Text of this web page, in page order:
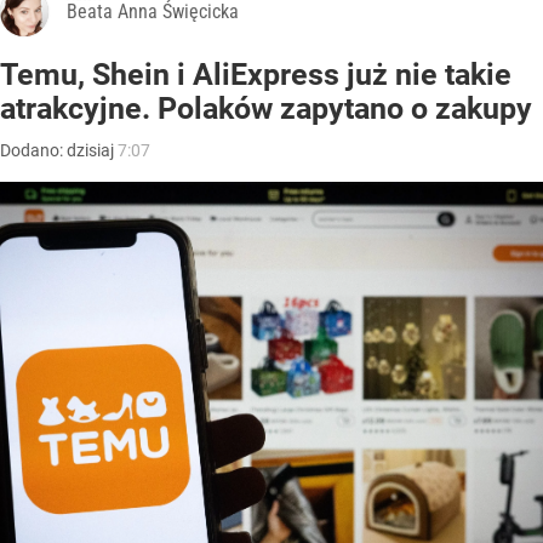
Beata Anna Święcicka
Temu, Shein i AliExpress już nie takie
atrakcyjne. Polaków zapytano o zakupy
Dodano:dzisiaj7:07